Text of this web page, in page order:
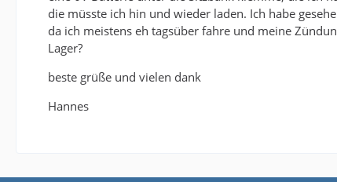
die müsste ich hin und wieder laden. Ich habe
da ich meistens eh tagsüber fahre und meine
Lager?
beste grüße und vielen dank
Hannes